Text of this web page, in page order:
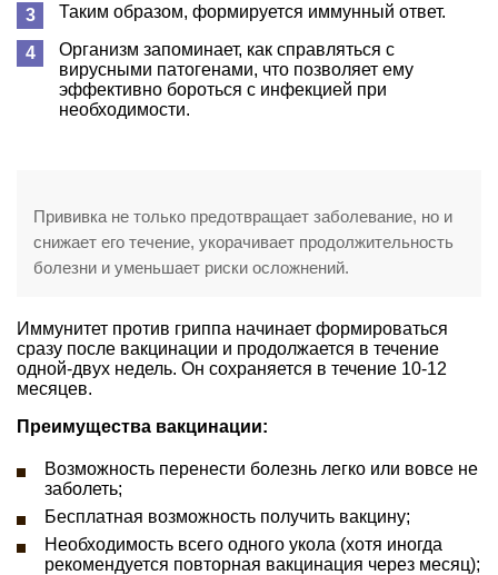
Таким образом, формируется иммунный ответ.
Организм запоминает, как справляться с
вирусными патогенами, что позволяет ему
эффективно бороться с инфекцией при
необходимости.
Прививка не только предотвращает заболевание, но и
снижает его течение, укорачивает продолжительность
болезни и уменьшает риски осложнений.
Иммунитет против гриппа начинает формироваться
сразу после вакцинации и продолжается в течение
одной-двух недель. Он сохраняется в течение 10-12
месяцев.
Преимущества вакцинации:
Возможность перенести болезнь легко или вовсе не
заболеть;
Бесплатная возможность получить вакцину;
Необходимость всего одного укола (хотя иногда
рекомендуется повторная вакцинация через месяц);